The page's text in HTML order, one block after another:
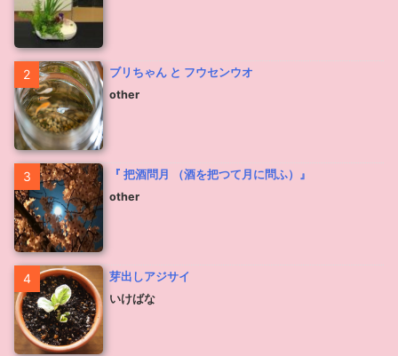
2
ブリちゃん と フウセンウオ
other
3
『 把酒問月 （酒を把つて月に問ふ）』
other
4
芽出しアジサイ
いけばな